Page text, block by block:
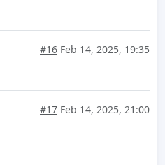
#16 Feb 14, 2025, 19:35
#17 Feb 14, 2025, 21:00